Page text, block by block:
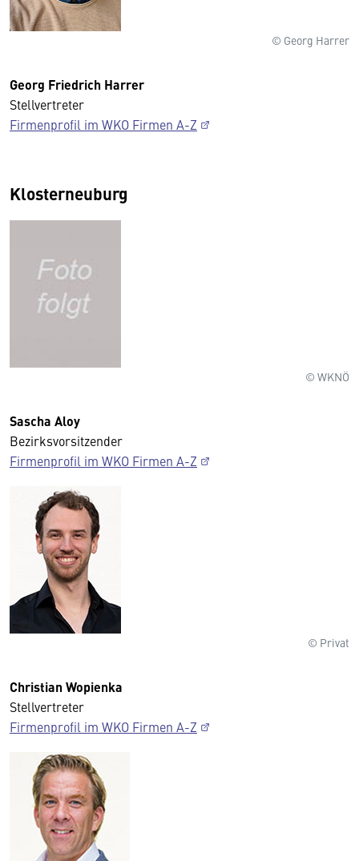
© Georg Harrer
Georg Friedrich Harrer
Stellvertreter
Firmenprofil im WKO Firmen A-Z
Klosterneuburg
© WKNÖ
Sascha Aloy
Bezirksvorsitzender
Firmenprofil im WKO Firmen A-Z
© Privat
Christian Wopienka
Stellvertreter
Firmenprofil im WKO Firmen A-Z